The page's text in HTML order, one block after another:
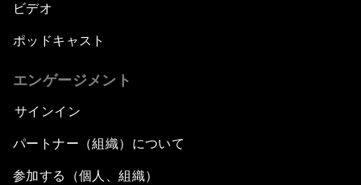
ビデオ
ポッドキャスト
エンゲージメント
サインイン
パートナー（組織）について
参加する（個人、組織）